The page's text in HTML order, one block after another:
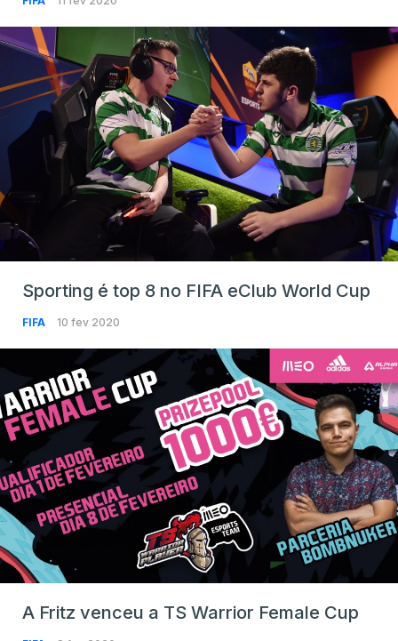
Sporting é top 8 no FIFA eClub World Cup
FIFA 10 fev 2020
A Fritz venceu a TS Warrior Female Cup